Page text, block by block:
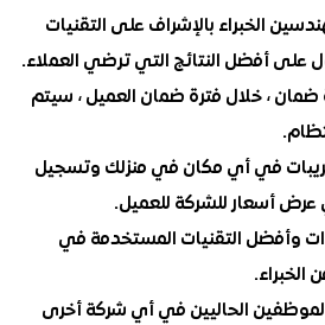
بالإشراف على التقنيات
النتائج التي ترضي العملاء.
فترة ضمان العميل ، سيتم
أي مكان في منزلك وتسجيل
للشركة للعميل.
التقنيات المستخدمة في
الحاليين في أي شركة أخرى